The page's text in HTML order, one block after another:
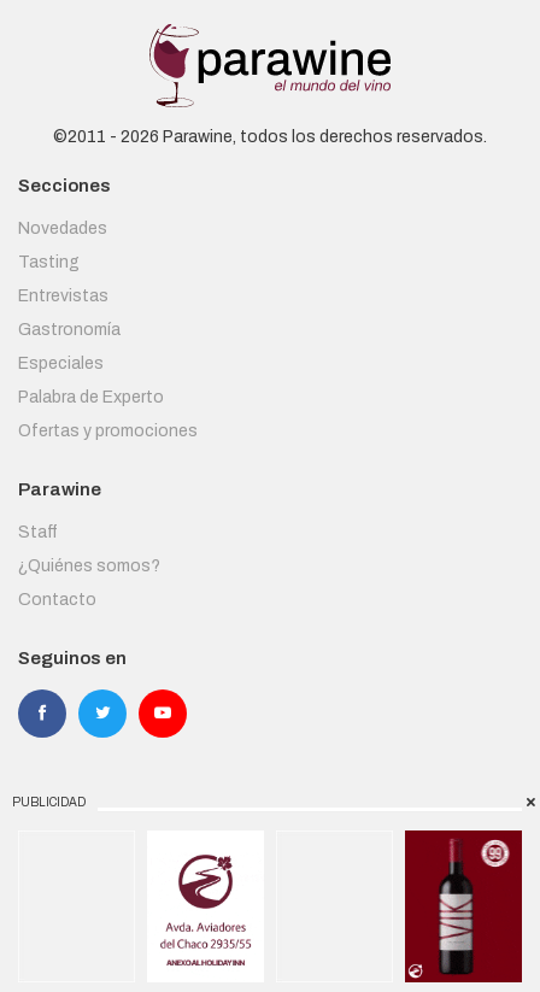
PUBLICIDAD
©2011 - 2026 Parawine, todos los derechos reservados.
Secciones
Novedades
Tasting
Entrevistas
Gastronomía
Especiales
Palabra de Experto
Ofertas y promociones
Parawine
Staff
¿Quiénes somos?
Contacto
Seguinos en